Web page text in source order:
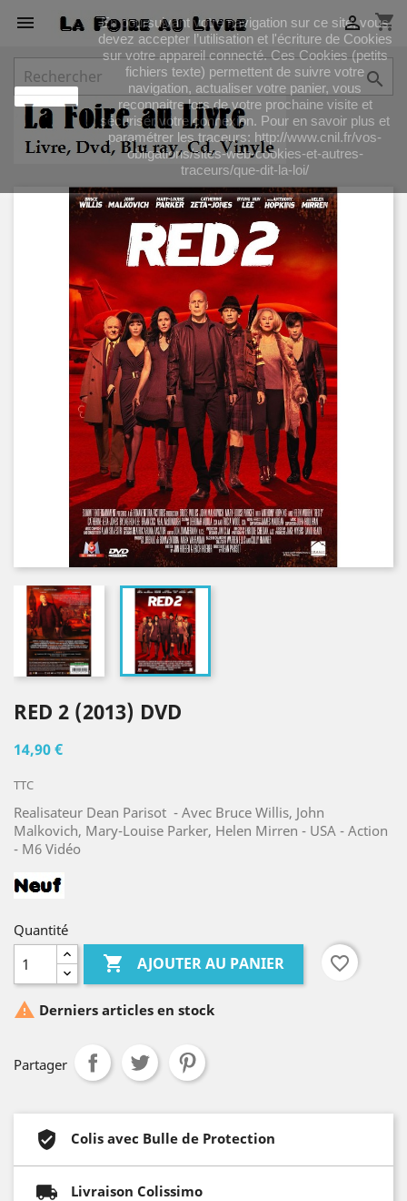
J'accepte
En poursuivant votre navigation sur ce site, vous
devez accepter l’utilisation et l'écriture de Cookies
sur votre appareil connecté. Ces Cookies (petits
fichiers texte) permettent de suivre votre
navigation, actualiser votre panier, vous
reconnaitre lors de votre prochaine visite et
sécuriser votre connexion. Pour en savoir plus et
paramétrer les traceurs: http://www.cnil.fr/vos-
obligations/sites-web-cookies-et-autres-
traceurs/que-dit-la-loi/
 shopping_cart


RED 2 (2013) DVD
14,90 €
TTC
Realisateur Dean Parisot - Avec Bruce Willis, John
Malkovich, Mary-Louise Parker, Helen Mirren - USA - Action
- M6 Vidéo
Quantité
 AJOUTER AU PANIER favorite_border
 Derniers articles en stock
Partager
Colis avec Bulle de Protection
Livraison Colissimo